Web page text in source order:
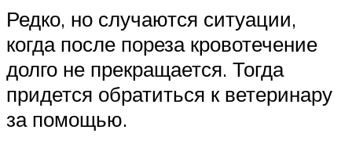
Редко, но случаются ситуации,
когда после пореза кровотечение
долго не прекращается. Тогда
придется обратиться к ветеринару
за помощью.